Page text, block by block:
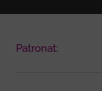
Patronat: